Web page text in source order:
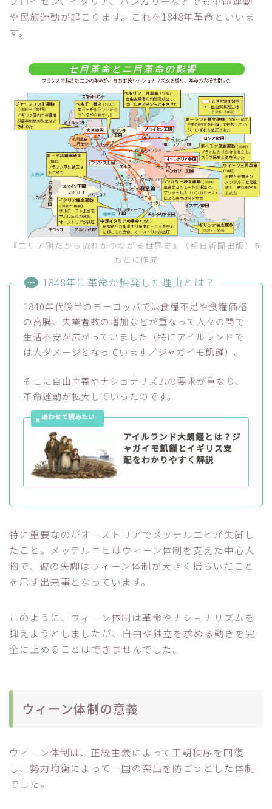
や民族運動が起こります。これを1848年革命といいま
す。
『エリア別だから流れがつながる世界史』（朝日新聞出版）を
もとに作成
1848年に革命が頻発した理由とは？
1840年代後半のヨーロッパでは食糧不足や食糧価格
の高騰、失業者数の増加などが重なって人々の間で
生活不安が広がっていました（特にアイルランドで
は大ダメージとなっています／ジャガイモ飢饉）。
そこに自由主義やナショナリズムの要求が重なり、
革命運動が拡大していったのです。
アイルランド大飢饉とは？ジ
ャガイモ飢饉とイギリス支
配をわかりやすく解説
特に重要なのがオーストリアでメッテルニヒが失脚し
たこと。メッテルニヒはウィーン体制を支えた中心人
物で、彼の失脚はウィーン体制が大きく揺らいだこと
を示す出来事となっています。
このように、ウィーン体制は革命やナショナリズムを
抑えようとしましたが、自由や独立を求める動きを完
全に止めることはできませんでした。
ウィーン体制の意義
ウィーン体制は、正統主義によって王朝秩序を回復
し、勢力均衡によって一国の突出を防ごうとした体制
でした。